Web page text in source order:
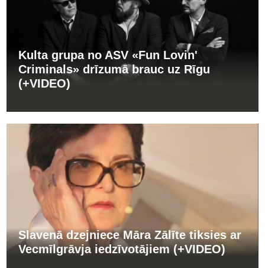
Kulta grupa no ASV «Fun Lovin'
Criminals» drīzumā brauc uz Rīgu
(+VIDEO)
Slavenā dzejniece Māra Zālīte tiksies ar
Vecmīlgrāvja iedzīvotājiem (+VIDEO)